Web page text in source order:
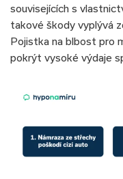
souvisejících s
takové škody vyplývá
Pojistka na blbost pro
pokrýt vysoké výdaje